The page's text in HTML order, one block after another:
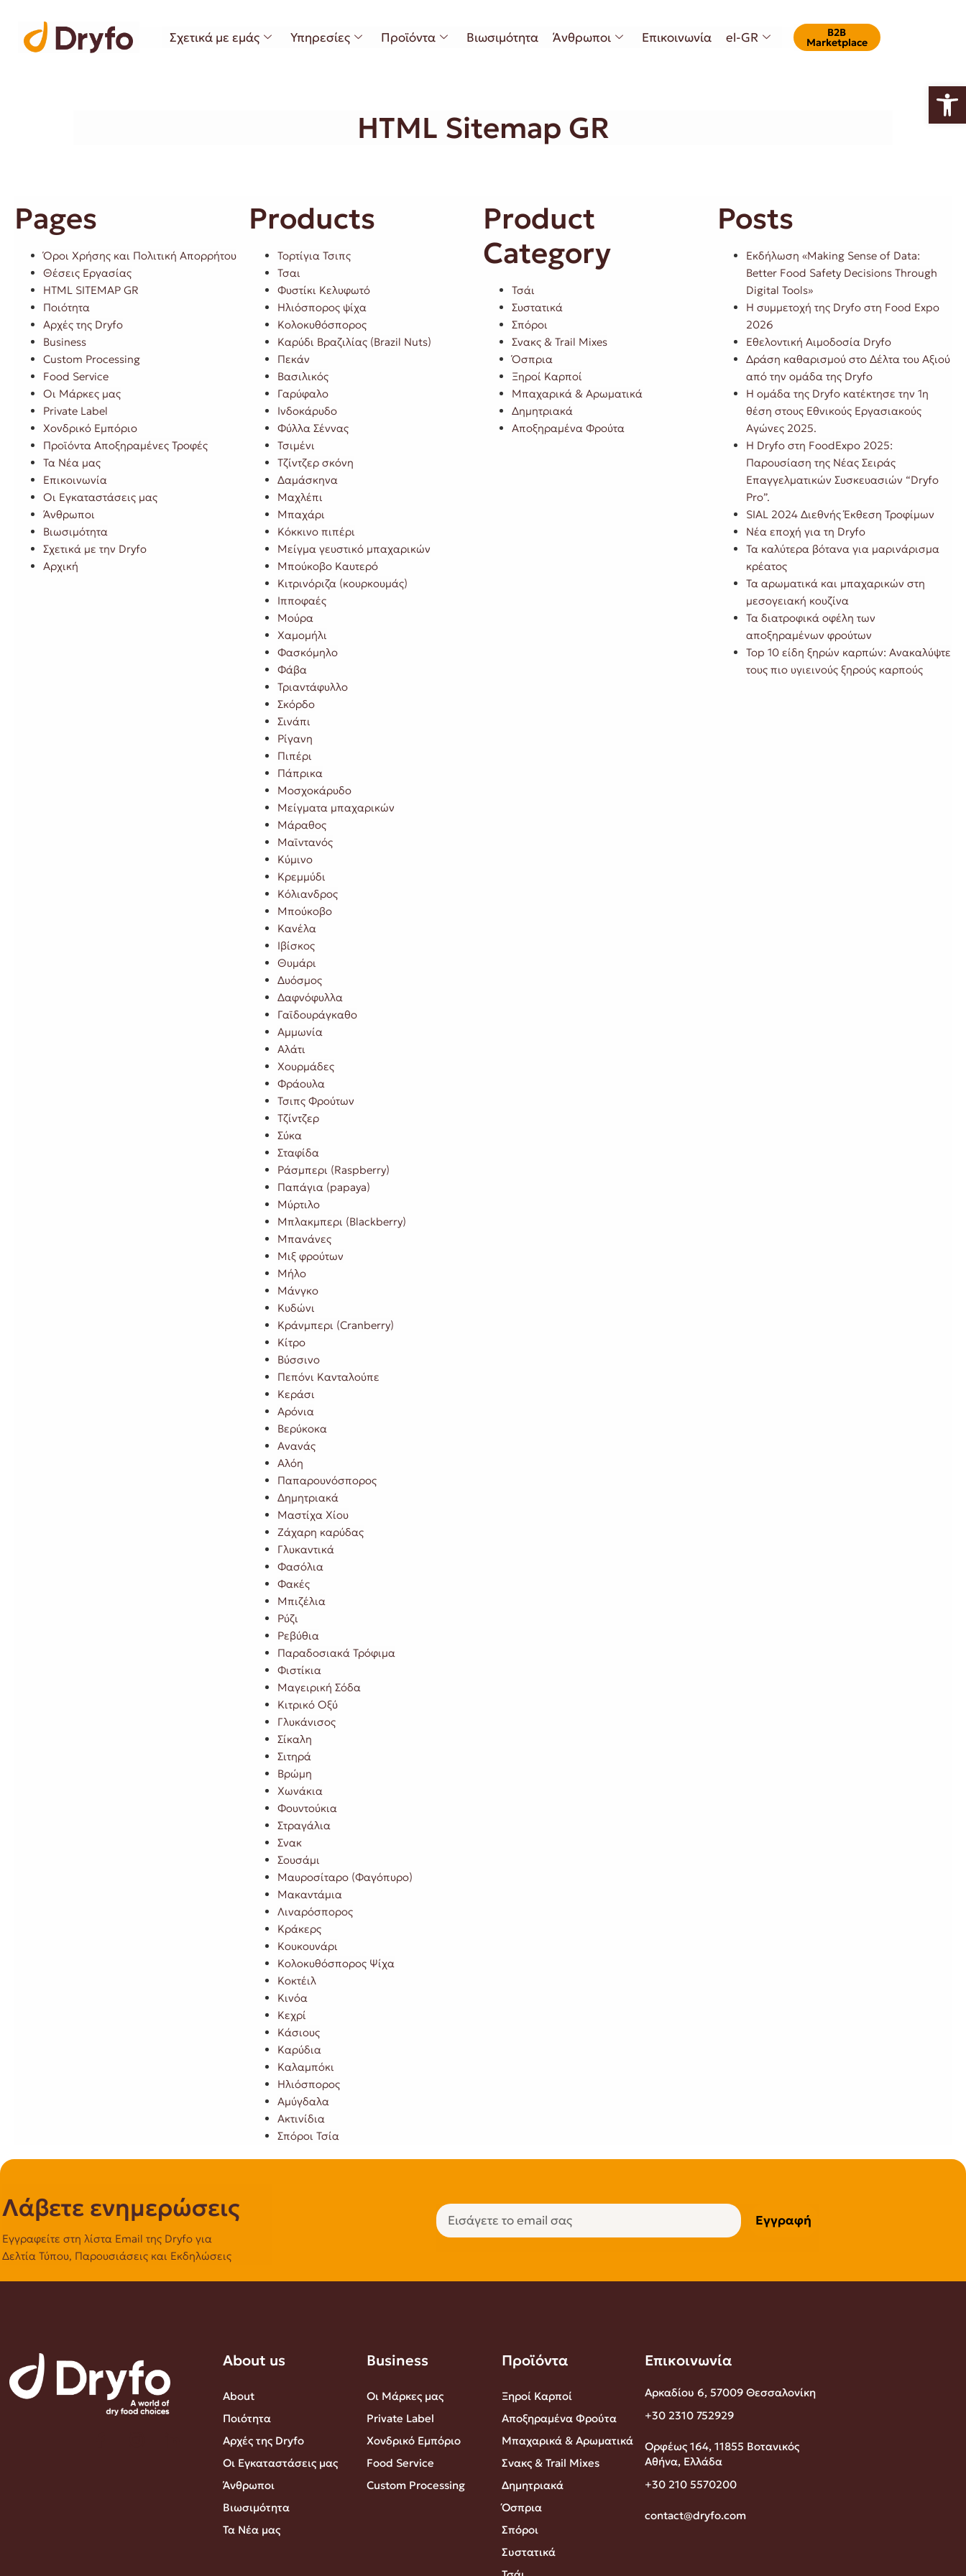
Σχετικά με εμάς Υπηρεσίες Προϊόντα Βιωσιμότητα Άνθρωποι Επικοινωνία el-GR Β2Β
Marketplace
HTML Sitemap GR
Pages
Όροι Χρήσης και Πολιτική Απορρήτου
Θέσεις Εργασίας
HTML SITEMAP GR
Ποιότητα
Αρχές της Dryfo
Business
Custom Processing
Food Service
Οι Μάρκες μας
Private Label
Χονδρικό Εμπόριο
Προϊόντα Αποξηραμένες Τροφές
Τα Νέα μας
Επικοινωνία
Οι Εγκαταστάσεις μας
Άνθρωποι
Βιωσιμότητα
Σχετικά με την Dryfo
Αρχική
Products
Τορτίγια Τσιπς
Τσαι
Φυστίκι Κελυφωτό
Ηλιόσπορος ψίχα
Κολοκυθόσπορος
Καρύδι Βραζιλίας (Brazil Nuts)
Πεκάν
Βασιλικός
Γαρύφαλο
Ινδοκάρυδο
Φύλλα Σέννας
Τσιμένι
Τζίντζερ σκόνη
Δαμάσκηνα
Μαχλέπι
Μπαχάρι
Κόκκινο πιπέρι
Μείγμα γευστικό μπαχαρικών
Μπούκοβο Καυτερό
Κιτρινόριζα (κουρκουμάς)
Ιπποφαές
Μούρα
Χαμομήλι
Φασκόμηλο
Φάβα
Τριαντάφυλλο
Σκόρδο
Σινάπι
Ρίγανη
Πιπέρι
Πάπρικα
Μοσχοκάρυδο
Μείγματα μπαχαρικών
Μάραθος
Μαϊντανός
Κύμινο
Κρεμμύδι
Κόλιανδρος
Μπούκοβο
Κανέλα
Ιβίσκος
Θυμάρι
Δυόσμος
Δαφνόφυλλα
Γαϊδουράγκαθο
Αμμωνία
Αλάτι
Χουρμάδες
Φράουλα
Τσιπς Φρούτων
Τζίντζερ
Σύκα
Σταφίδα
Ράσμπερι (Raspberry)
Παπάγια (papaya)
Μύρτιλο
Μπλακμπερι (Blackberry)
Μπανάνες
Μιξ φρούτων
Μήλο
Μάνγκο
Κυδώνι
Κράνμπερι (Cranberry)
Κίτρο
Βύσσινο
Πεπόνι Κανταλούπε
Κεράσι
Αρόνια
Βερύκοκα
Ανανάς
Αλόη
Παπαρουνόσπορος
Δημητριακά
Μαστίχα Χίου
Ζάχαρη καρύδας
Γλυκαντικά
Φασόλια
Φακές
Μπιζέλια
Ρύζι
Ρεβύθια
Παραδοσιακά Τρόφιμα
Φιστίκια
Μαγειρική Σόδα
Κιτρικό Οξύ
Γλυκάνισος
Σίκαλη
Σιτηρά
Βρώμη
Χωνάκια
Φουντούκια
Στραγάλια
Σνακ
Σουσάμι
Μαυροσίταρο (Φαγόπυρο)
Μακαντάμια
Λιναρόσπορος
Κράκερς
Κουκουνάρι
Κολοκυθόσπορος Ψίχα
Κοκτέιλ
Κινόα
Κεχρί
Κάσιους
Καρύδια
Καλαμπόκι
Ηλιόσπορος
Αμύγδαλα
Ακτινίδια
Σπόροι Τσία
Product
Category
Τσάι
Συστατικά
Σπόροι
Σνακς & Trail Mixes
Όσπρια
Ξηροί Καρποί
Μπαχαρικά & Αρωματικά
Δημητριακά
Αποξηραμένα Φρούτα
Posts
Εκδήλωση «Making Sense of Data:
Better Food Safety Decisions Through
Digital Tools»
Η συμμετοχή της Dryfo στη Food Expo
2026
Εθελοντική Αιμοδοσία Dryfo
Δράση καθαρισμού στο Δέλτα του Αξιού
από την ομάδα της Dryfo
Η ομάδα της Dryfo κατέκτησε την 1η
θέση στους Εθνικούς Εργασιακούς
Αγώνες 2025.
Η Dryfo στη FoodExpo 2025:
Παρουσίαση της Νέας Σειράς
Επαγγελματικών Συσκευασιών “Dryfo
Pro”.
SIAL 2024 Διεθνής Έκθεση Τροφίμων
Νέα εποχή για τη Dryfo
Τα καλύτερα βότανα για μαρινάρισμα
κρέατος
Τα αρωματικά και μπαχαρικών στη
μεσογειακή κουζίνα
Τα διατροφικά οφέλη των
αποξηραμένων φρούτων
Top 10 είδη ξηρών καρπών: Ανακαλύψτε
τους πιο υγιεινούς ξηρούς καρπούς
Λάβετε ενημερώσεις
Εγγραφείτε στη λίστα Email της Dryfo για
Δελτία Τύπου, Παρουσιάσεις και Εκδηλώσεις
Εγγραφή
About us
About
Ποιότητα
Αρχές της Dryfo
Οι Εγκαταστάσεις μας
Άνθρωποι
Βιωσιμότητα
Τα Νέα μας
Business
Οι Μάρκες μας
Private Label
Χονδρικό Εμπόριο
Food Service
Custom Processing
Προϊόντα
Ξηροί Καρποί
Αποξηραμένα Φρούτα
Μπαχαρικά & Αρωματικά
Σνακς & Trail Mixes
Δημητριακά
Όσπρια
Σπόροι
Συστατικά
Επικοινωνία
Αρκαδίου 6, 57009 Θεσσαλονίκη
+30 2310 752929
Ορφέως 164, 11855 Βοτανικός
Αθήνα, Ελλάδα
+30 210 5570200
contact@dryfo.com